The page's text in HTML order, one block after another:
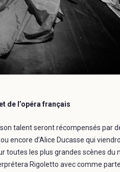
de l’opéra français
talent seront récompensés par
encore d’Alice Ducasse qui
toutes les plus grandes scènes
Rigoletto avec comme